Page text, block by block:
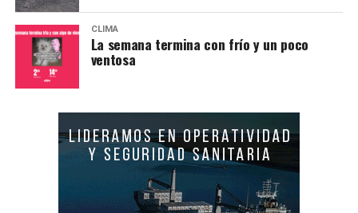
CLIMA
La semana termina con frío y un poco
ventosa